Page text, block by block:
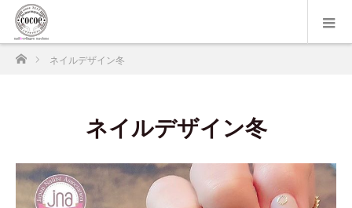
ホームネイルデザイン冬
ネイルデザイン冬